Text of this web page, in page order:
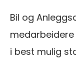
Bil og
i best mulig